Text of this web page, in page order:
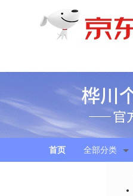
首页 全部分类